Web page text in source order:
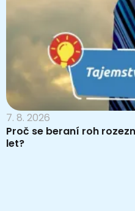
7. 8. 2026
Proč se beraní roh
let?